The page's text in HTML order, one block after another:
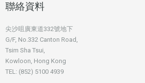
聯絡資料
尖沙咀廣東道332號地下
G/F, No.332 Canton Road,
Tsim Sha Tsui,
Kowloon, Hong Kong
TEL: (852) 5100 4939